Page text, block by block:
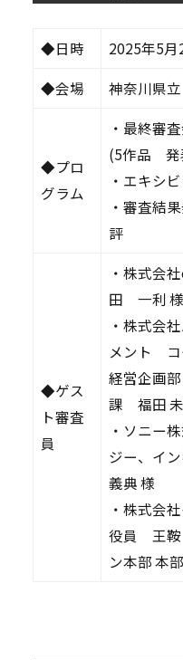
◆日時
2025年5
◆会場
神奈川県
◆プロ
グラム
・最終審
(5作品 発
・エキシ
・審査結
評
◆ゲス
ト審査
員
・株式会
田 一利 様
・株式会
メント コ
経営企画
課 福田
・ソニー
ジー、イ
義典 様
・株式会
役員 王鞍
ン本部 本部